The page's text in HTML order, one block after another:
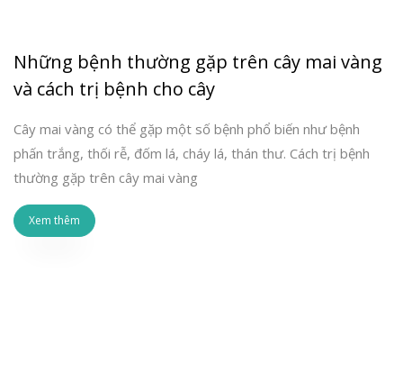
Những bệnh thường gặp trên cây mai vàng
và cách trị bệnh cho cây
Cây mai vàng có thể gặp một số bệnh phổ biến như bệnh
phấn trắng, thối rễ, đốm lá, cháy lá, thán thư. Cách trị bệnh
thường gặp trên cây mai vàng
Xem thêm